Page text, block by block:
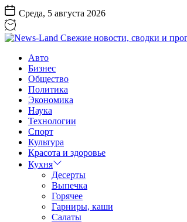
Перейти
к
содержанию
Среда, 5 августа 2026
Land
Свежие
новости,
сводки
прогнозы
Авто
Бизнес
Общество
Политика
Экономика
Наука
Технологии
Спорт
Культура
Красота и здоровье
Кухня
Десерты
Выпечка
Горячее
Гарниры, каши
Салаты